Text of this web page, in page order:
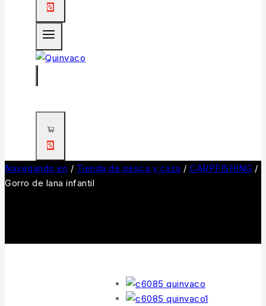
0
0
Navegando en / Tienda de pesca y caza / CARPFISHING /
Gorro de lana infantil